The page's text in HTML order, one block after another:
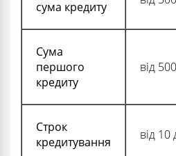
сума кредиту
Сума
першого
кредиту
від
Строк
кредитування
від 10